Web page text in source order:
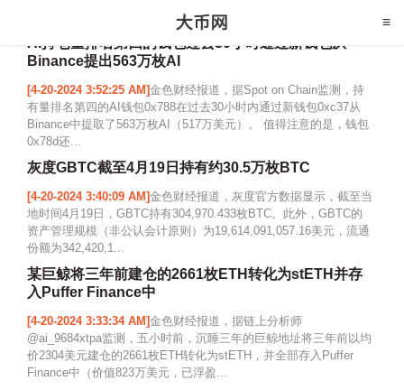
AI持仓量排名第四的钱包过去30小时通过新钱包从
Binance提出563万枚AI
[4-20-2024 3:52:25 AM]金色财经报道，据Spot on Chain监测，持
有量排名第四的AI钱包0x788在过去30小时内通过新钱包0xc37从
Binance中提取了563万枚AI（517万美元）。 值得注意的是，钱包
0x78d还...
灰度GBTC截至4月19日持有约30.5万枚BTC
[4-20-2024 3:40:09 AM]金色财经报道，灰度官方数据显示，截至当
地时间4月19日，GBTC持有304,970.433枚BTC。此外，GBTC的
资产管理规模（非公认会计原则）为19,614,091,057.16美元，流通
份额为342,420,1...
某巨鲸将三年前建仓的2661枚ETH转化为stETH并存
入Puffer Finance中
[4-20-2024 3:33:34 AM]金色财经报道，据链上分析师
@ai_9684xtpa监测，五小时前，沉睡三年的巨鲸地址将三年前以均
价2304美元建仓的2661枚ETH转化为stETH，并全部存入Puffer
Finance中（价值823万美元，已浮盈...